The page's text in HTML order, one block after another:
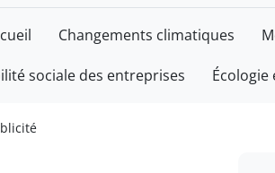
Changements climatiques
sociale des entreprises